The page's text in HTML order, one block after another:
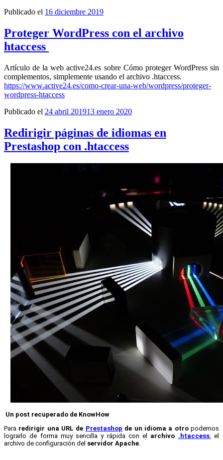
Publicado el 16 diciembre 2019
Proteger WordPress con el archivo
htaccess
Artículo de la web active24.es sobre Cómo proteger WordPress sin
complementos, simplemente usando el archivo .htaccess.
https://www.active24.es/como-crear-una-web/wordpress/proteger-
wordpress-htaccess
Publicado el 24 abril 201913 enero 2020
Redirigir páginas de idiomas en
Prestashop con .htaccess
Un post recuperado de KnowHow
Para redirigir una URL de Prestashop de un idioma a otropodemos
lograrlo de forma muy sencilla y rápida con el archivo .htaccess, el
archivo de configuración del servidor Apache